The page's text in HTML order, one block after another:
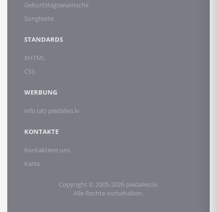
Geburtstagswuensche
Songtexte
STANDARDS
XHTML
CSS
WERBUNG
info (at) piedalies.lv
KONTAKTE
Kontaktiere uns
Karte
Copyright © 2005-2026 piedalies.lv.
Alle Rechte vorbehalten.